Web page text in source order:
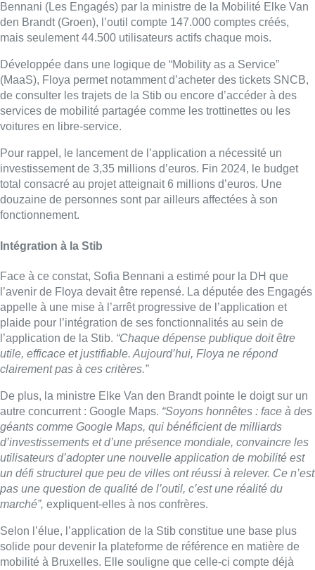
Bennani (Les Engagés) par la ministre de la Mobilité Elke Van
den Brandt (Groen), l’outil compte 147.000 comptes créés,
mais seulement 44.500 utilisateurs actifs chaque mois.
Développée dans une logique de “Mobility as a Service”
(MaaS), Floya permet notamment d’acheter des tickets SNCB,
de consulter les trajets de la Stib ou encore d’accéder à des
services de mobilité partagée comme les trottinettes ou les
voitures en libre-service.
Pour rappel, le lancement de l’application a nécessité un
investissement de 3,35 millions d’euros. Fin 2024, le budget
total consacré au projet atteignait 6 millions d’euros. Une
douzaine de personnes sont par ailleurs affectées à son
fonctionnement.
Intégration à la Stib
Face à ce constat, Sofia Bennani a estimé pour la DH que
l’avenir de Floya devait être repensé. La députée des Engagés
appelle à une mise à l’arrêt progressive de l’application et
plaide pour l’intégration de ses fonctionnalités au sein de
l’application de la Stib. “Chaque dépense publique doit être
utile, efficace et justifiable. Aujourd’hui, Floya ne répond
clairement pas à ces critères.”
De plus, la ministre Elke Van den Brandt pointe le doigt sur un
autre concurrent : Google Maps. “Soyons honnêtes : face à des
géants comme Google Maps, qui bénéficient de milliards
d’investissements et d’une présence mondiale, convaincre les
utilisateurs d’adopter une nouvelle application de mobilité est
un défi structurel que peu de villes ont réussi à relever. Ce n’est
pas une question de qualité de l’outil, c’est une réalité du
marché”, expliquent-elles à nos confrères.
Selon l’élue, l’application de la Stib constitue une base plus
solide pour devenir la plateforme de référence en matière de
mobilité à Bruxelles. Elle souligne que celle-ci compte déjà